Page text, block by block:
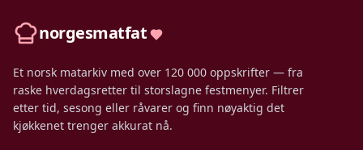
norgesmatfat
Et norsk matarkiv med over 120 000 oppskrifter — fra
raske hverdagsretter til storslagne festmenyer. Filtrer
etter tid, sesong eller råvarer og finn nøyaktig det
kjøkkenet trenger akkurat nå.